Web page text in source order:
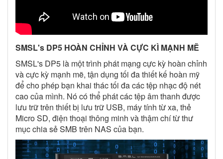
SMSL's DP5 HOÀN CHỈNH VÀ CỰC KÌ MẠNH MẼ
SMSL's DP5 là một trình phát mạng cực kỳ hoàn chỉnh
và cực kỳ mạnh mẽ, tận dụng tối đa thiết kế hoàn mỹ
để cho phép bạn khai thác tối đa các tệp nhạc độ nét
cao của mình. Nó có thể phát các tệp âm thanh được
lưu trữ trên thiết bị lưu trữ USB, máy tính từ xa, thẻ
Micro SD, điện thoại thông minh và thậm chí từ thư
mục chia sẻ SMB trên NAS của bạn.